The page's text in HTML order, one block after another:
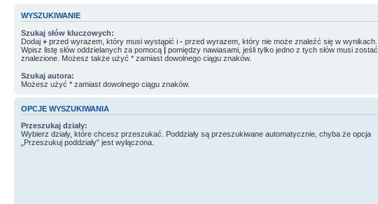
WYSZUKIWANIE
Szukaj słów kluczowych:
Dodaj + przed wyrazem, który musi wystąpić i - przed wyrazem, który nie może znaleźć się w wynikach.
Wpisz listę słów oddzielanych za pomocą | pomiędzy nawiasami, jeśli tylko jedno z tych słów musi zostać
znalezione. Możesz także użyć * zamiast dowolnego ciągu znaków.
Szukaj autora:
Możesz użyć * zamiast dowolnego ciągu znaków.
OPCJE WYSZUKIWANIA
Przeszukaj działy:
Wybierz działy, które chcesz przeszukać. Poddziały są przeszukiwane automatycznie, chyba że opcja
„Przeszukuj poddziały” jest wyłączona.